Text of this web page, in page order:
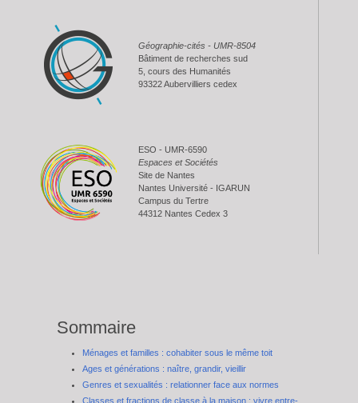
Géographie-cités - UMR-8504
Bâtiment de recherches sud
5, cours des Humanités
93322 Aubervilliers cedex
ESO - UMR-6590
Espaces et Sociétés
Site de Nantes
Nantes Université - IGARUN
Campus du Tertre
44312 Nantes Cedex 3
Sommaire
Ménages et familles : cohabiter sous le même toit
Ages et générations : naître, grandir, vieillir
Genres et sexualités : relationner face aux normes
Classes et fractions de classe à la maison : vivre entre-